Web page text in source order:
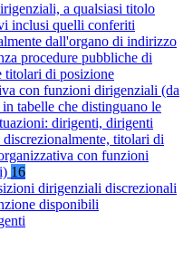
a qualsiasi titolo
inclusi quelli conferiti
dall'organo di indirizzo
procedure pubbliche di
titolari di posizione
con funzioni dirigenziali (da
tabelle che distinguano le
dirigenti, dirigenti
titolari di
con funzioni
16
dirigenziali discrezionali
disponibili